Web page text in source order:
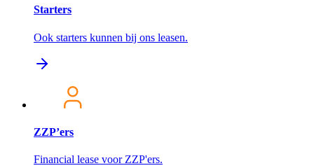
Starters
Ook starters kunnen bij ons leasen.
ZZP’ers
Financial lease voor ZZP'ers.